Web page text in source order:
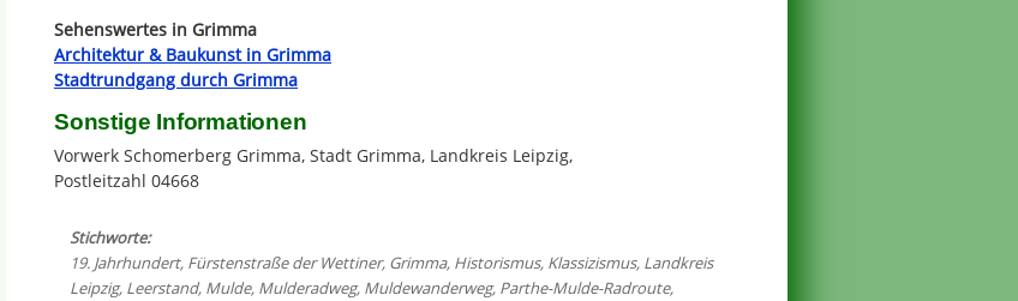
Sehenswertes in Grimma
Architektur & Baukunst in Grimma
Stadtrundgang durch Grimma
Sonstige Informationen
Vorwerk Schomerberg Grimma, Stadt Grimma, Landkreis Leipzig,
Postleitzahl 04668
Stichworte:
19. Jahrhundert, Fürstenstraße der Wettiner, Grimma, Historismus, Klassizismus, Landkreis
Leipzig, Leerstand, Mulde, Mulderadweg, Muldewanderweg, Parthe-Mulde-Radroute,